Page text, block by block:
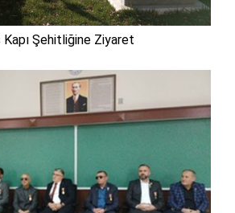
Kapı Şehitliğine Ziyaret